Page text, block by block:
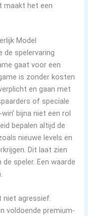
maakt het een
Model
de spelervaring
gaat voor een
is zonder kosten
en gaan met
of speciale
bijna niet een rol
bepalen altijd de
nieuwe levels en
Dit laat zien
speler. Een waarde
niet agressief.
voldoende premium-